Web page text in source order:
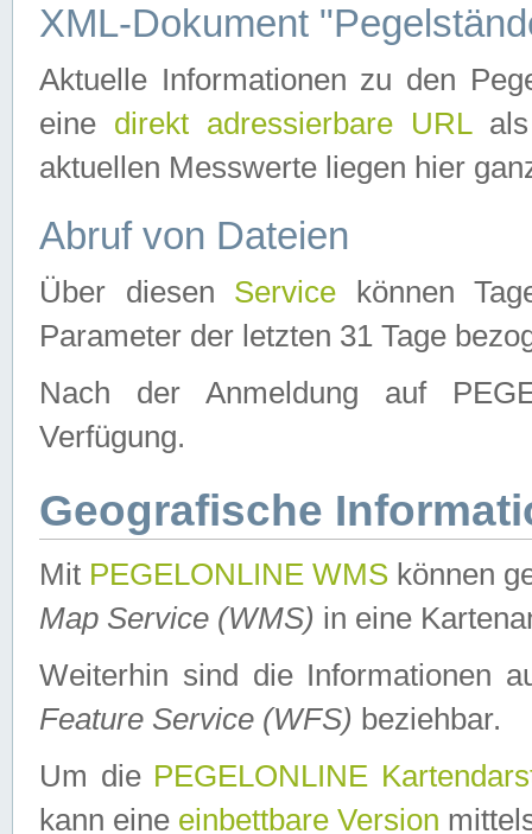
XML-Dokument
Aktuelle Informationen zu den
eine direkt adressierbare URLals
aktuellen Messwerte liegen hier
Abruf von Dateien
Über diesen Service können
Parameter der letzten 31 Tage
Nach der Anmeldung auf
Verfügung.
Geografische
Mit PEGELONLINE WMS können
Map Service (WMS) in eine
Weiterhin sind die Informationen
Feature Service (WFS) beziehbar.
Um die PEGELONLINE
kann eine einbettbare Version